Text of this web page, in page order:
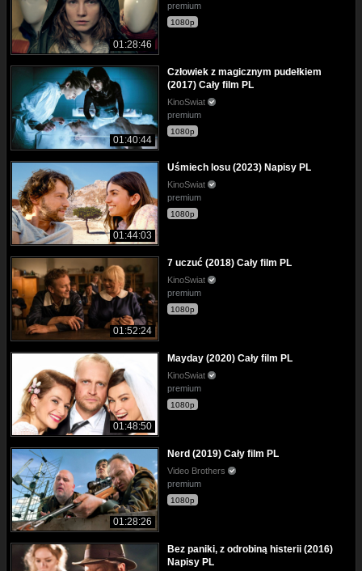
01:28:46
premium
1080p
01:40:44
Człowiek z magicznym pudełkiem
(2017) Cały film PL
KinoSwiat
premium
1080p
01:44:03
Uśmiech losu (2023) Napisy PL
KinoSwiat
premium
1080p
01:52:24
7 uczuć (2018) Cały film PL
KinoSwiat
premium
1080p
01:48:50
Mayday (2020) Cały film PL
KinoSwiat
premium
1080p
01:28:26
Nerd (2019) Cały film PL
Video Brothers
premium
1080p
Bez paniki, z odrobiną histerii (2016)
Napisy PL